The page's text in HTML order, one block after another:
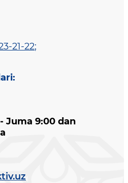
21-22;
:
Juma 9:00 dan